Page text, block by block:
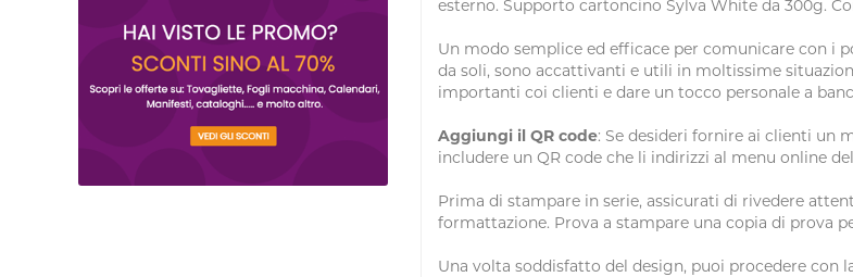
esterno. Supporto cartoncino Sylva White da 300g.
Un modo semplice ed efficace per comunicare con i
da soli, sono accattivanti e utili in moltissime
importanti coi clienti e dare un tocco personale a
Aggiungi il QR code: Se desideri fornire ai clienti un
includere un QR code che li indirizzi al menu online
Prima di stampare in serie, assicurati di rivedere
formattazione. Prova a stampare una copia di prova
Una volta soddisfatto del design, puoi procedere con